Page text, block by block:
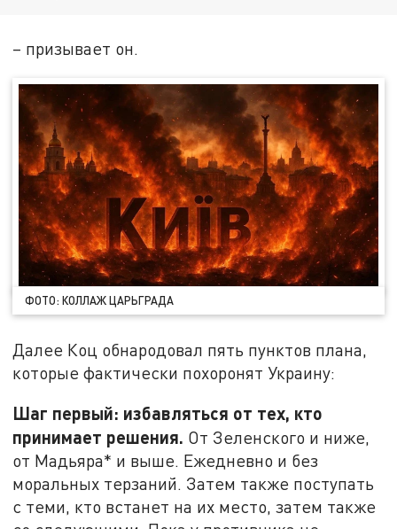
– призывает он.
ФОТО: КОЛЛАЖ ЦАРЬГРАДА
Далее Коц обнародовал пять пунктов плана,
которые фактически похоронят Украину:
Шаг первый: избавляться от тех, кто
принимает решения. От Зеленского и ниже,
от Мадьяра* и выше. Ежедневно и без
моральных терзаний. Затем также поступать
с теми, кто встанет на их место, затем также